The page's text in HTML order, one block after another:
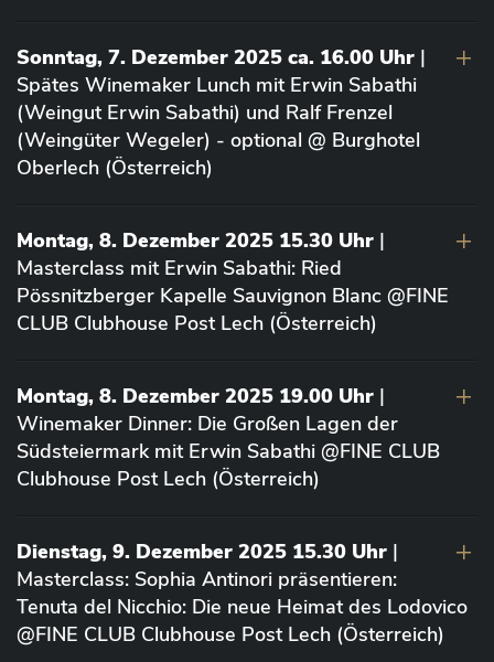
Sonntag, 7. Dezember 2025 ca. 16.00 Uhr |
Spätes Winemaker Lunch mit Erwin Sabathi
(Weingut Erwin Sabathi) und Ralf Frenzel
(Weingüter Wegeler) - optional @ Burghotel
Oberlech (Österreich)
Montag, 8. Dezember 2025 15.30 Uhr |
Masterclass mit Erwin Sabathi: Ried
Pössnitzberger Kapelle Sauvignon Blanc @FINE
CLUB Clubhouse Post Lech (Österreich)
Montag, 8. Dezember 2025 19.00 Uhr |
Winemaker Dinner: Die Großen Lagen der
Südsteiermark mit Erwin Sabathi @FINE CLUB
Clubhouse Post Lech (Österreich)
Dienstag, 9. Dezember 2025 15.30 Uhr |
Masterclass: Sophia Antinori präsentieren:
Tenuta del Nicchio: Die neue Heimat des Lodovico
@FINE CLUB Clubhouse Post Lech (Österreich)